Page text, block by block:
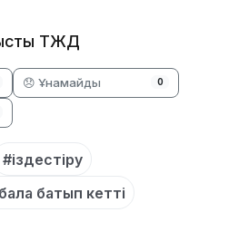
ТЖД
😞 Ұнамайды 0
#іздестіру
батып кетті